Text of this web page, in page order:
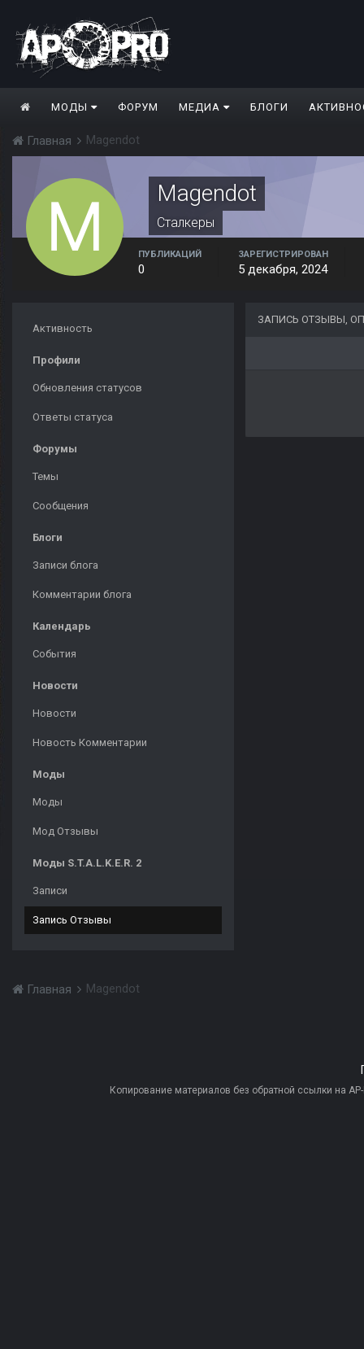
МОДЫ ФОРУМ МЕДИА БЛОГИ
Главная Magendot
Magendot
Сталкеры
ПУБЛИКАЦИЙ
0
ЗАРЕГИСТРИРОВАН
5 декабря, 2024
Активность
Профили
Обновления статусов
Ответы статуса
Форумы
Темы
Сообщения
Блоги
Записи блога
Комментарии блога
Календарь
События
Новости
Новости
Новость Комментарии
Моды
Моды
Мод Отзывы
Моды S.T.A.L.K.E.R. 2
Записи
Запись Отзывы
ЗАПИСЬ ОТЗЫВЫ,
Главная Magendot
Копирование материалов без обратной ссылки на